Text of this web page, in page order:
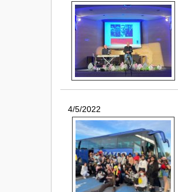
4/5/2022